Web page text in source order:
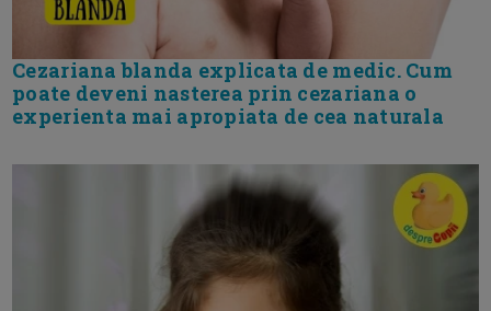
Cezariana blanda explicata de medic. Cum
poate deveni nasterea prin cezariana o
experienta mai apropiata de cea naturala